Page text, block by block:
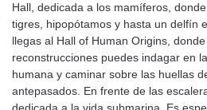
Hall, dedicada a los mamíferos,
tigres, hipopótamos y hasta un delfín
llegas al Hall of Human Origins,
reconstrucciones puedes indagar en
humana y caminar sobre las huellas
antepasados. En frente de las